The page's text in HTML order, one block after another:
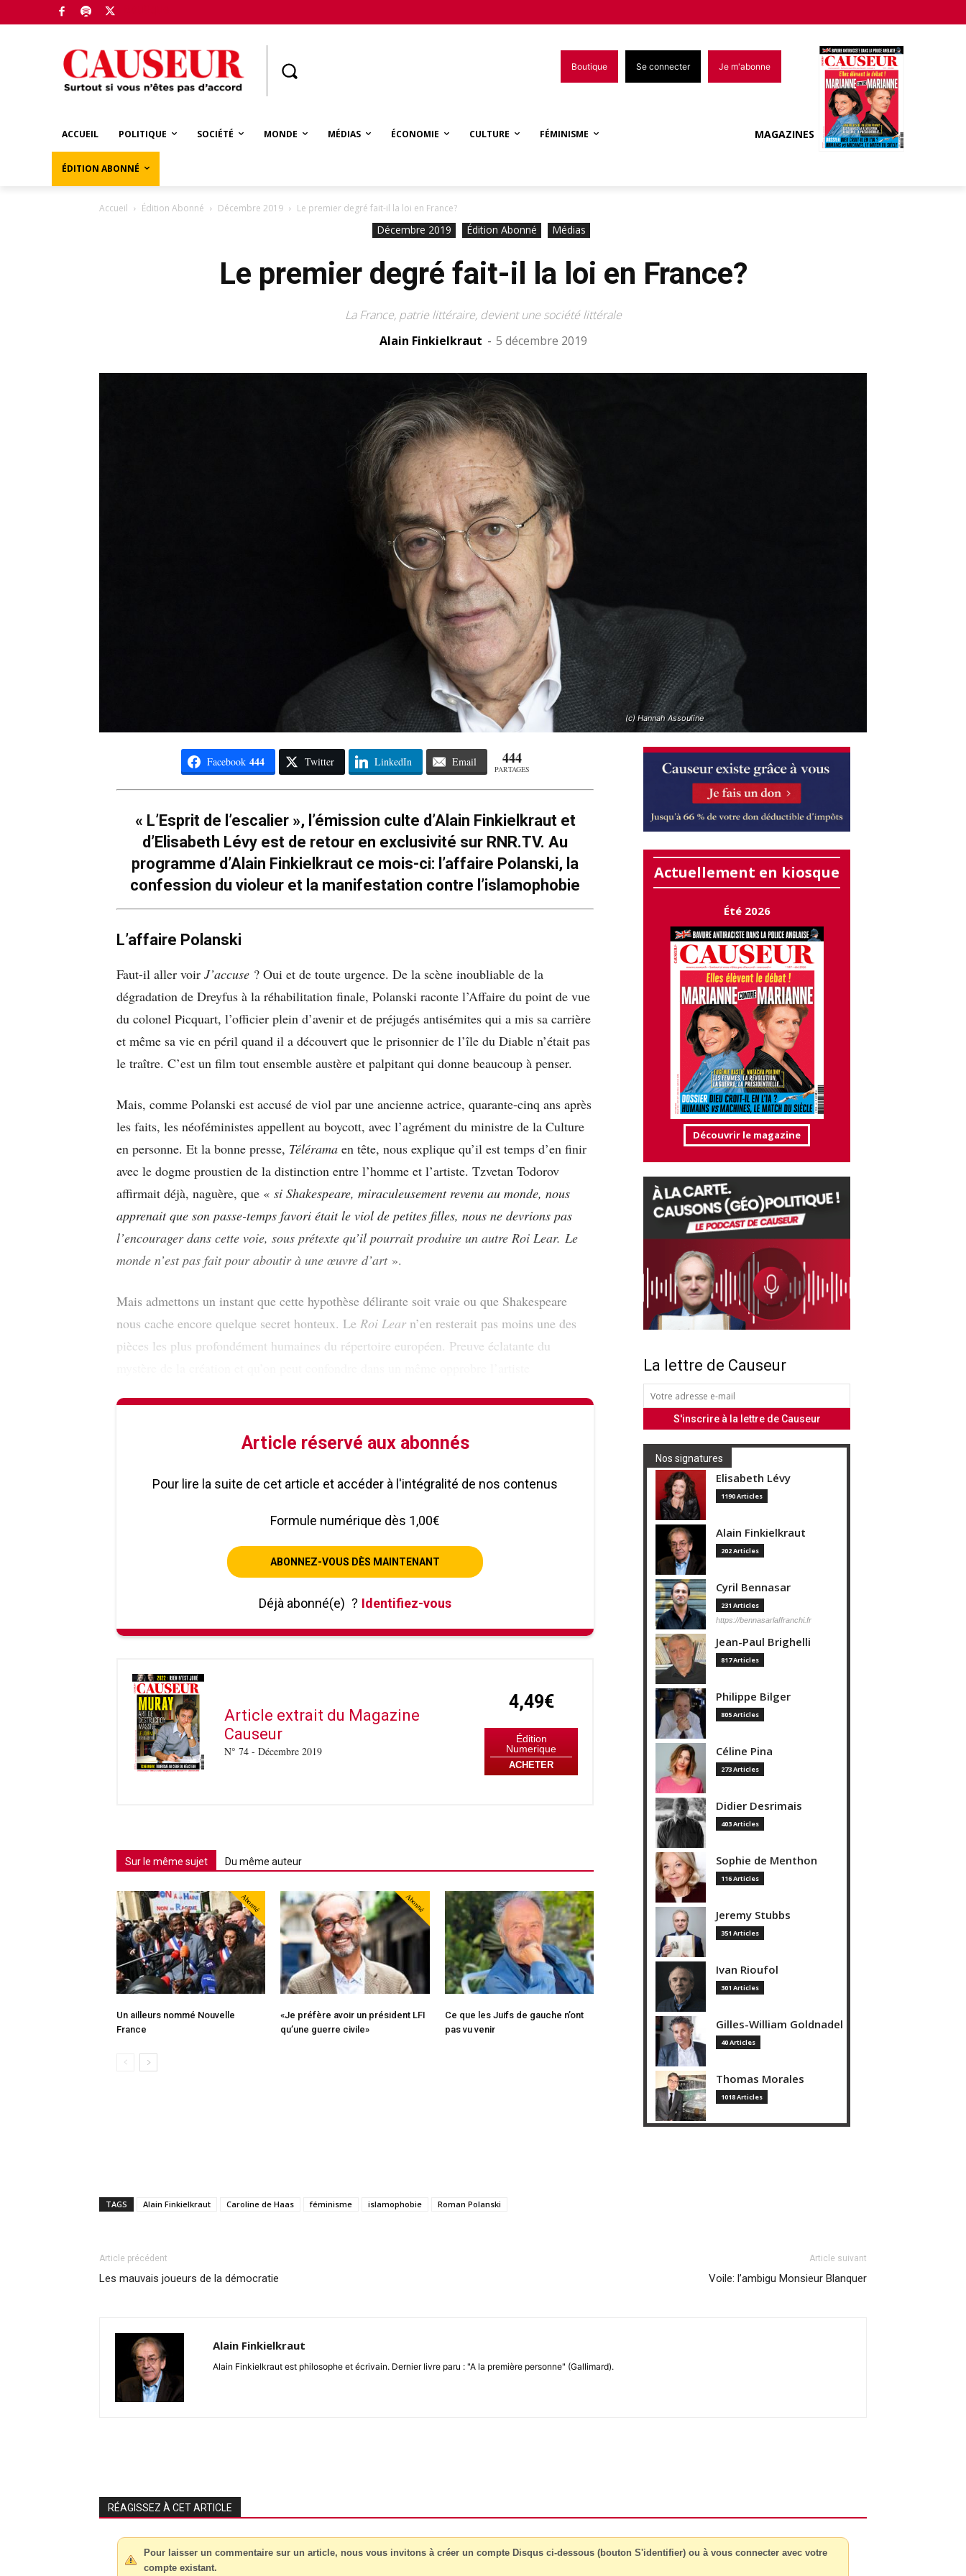
Boutique Se connecter Je m'abonne
ACCUEIL POLITIQUE SOCIÉTÉ MONDE MÉDIAS ÉCONOMIE CULTURE FÉMINISME
ÉDITION ABONNÉ
MAGAZINES
Accueil Édition Abonné Décembre 2019 Le premier degré fait-il la loi en France?
Décembre 2019 Édition Abonné Médias
Le premier degré fait-il la loi en France?
La France, patrie littéraire, devient une société littérale
Alain Finkielkraut - 5 décembre 2019
(c) Hannah Assouline
Facebook 444 Twitter LinkedIn Email 444
PARTAGES
« L’Esprit de l’escalier », l’émission culte d’Alain Finkielkraut et
d’Elisabeth Lévy est de retour en exclusivité sur RNR.TV. Au
programme d’Alain Finkielkraut ce mois-ci: l’affaire Polanski, la
confession du violeur et la manifestation contre l’islamophobie
L’affaire Polanski
Faut-il aller voir J’accuse ? Oui et de toute urgence. De la scène inoubliable de la
dégradation de Dreyfus à la réhabilitation finale, Polanski raconte l’Affaire du point de vue
du colonel Picquart, l’officier plein d’avenir et de préjugés antisémites qui a mis sa carrière
et même sa vie en péril quand il a découvert que le prisonnier de l’île du Diable n’était pas
le traître. C’est un film tout ensemble austère et palpitant qui donne beaucoup à penser.
Mais, comme Polanski est accusé de viol par une ancienne actrice, quarante-cinq ans après
les faits, les néoféministes appellent au boycott, avec l’agrément du ministre de la Culture
en personne. Et la bonne presse, Télérama en tête, nous explique qu’il est temps d’en finir
avec le dogme proustien de la distinction entre l’homme et l’artiste. Tzvetan Todorov
affirmait déjà, naguère, que « si Shakespeare, miraculeusement revenu au monde, nous
apprenait que son passe-temps favori était le viol de petites filles, nous ne devrions pas
l’encourager dans cette voie, sous prétexte qu’il pourrait produire un autre Roi Lear. Le
monde n’est pas fait pour aboutir à une œuvre d’art ».
Mais admettons un instant que cette hypothèse délirante soit vraie ou que Shakespeare
nous cache encore quelque secret honteux. Le Roi Lear n’en resterait pas moins une des
pièces les plus profondément humaines du répertoire européen. Preuve éclatante du
Article réservé aux abonnés
Pour lire la suite de cet article et accéder à l'intégralité de nos contenus
Formule numérique dès 1,00€
ABONNEZ-VOUS DÈS MAINTENANT
Déjà abonné(e) ? Identifiez-vous
Article extrait du Magazine
Causeur
N° 74 - Décembre 2019
4,49€
Édition
Numerique
ACHETER
Sur le même sujet Du même auteur
Abonné
Un ailleurs nommé Nouvelle
France
Abonné
«Je préfère avoir un président LFI
qu’une guerre civile»
Ce que les Juifs de gauche n’ont
pas vu venir
Actuellement en kiosque
Été 2026
Découvrir le magazine
La lettre de Causeur
Nos signatures
Elisabeth Lévy
1190 Articles
Alain Finkielkraut
202 Articles
Cyril Bennasar
231 Articles
https://bennasarlaffranchi.fr
Jean-Paul Brighelli
817 Articles
Philippe Bilger
805 Articles
Céline Pina
273 Articles
Didier Desrimais
403 Articles
Sophie de Menthon
116 Articles
Jeremy Stubbs
351 Articles
Ivan Rioufol
301 Articles
Gilles-William Goldnadel
40 Articles
Thomas Morales
1018 Articles
TAGS Alain Finkielkraut Caroline de Haas féminisme islamophobie Roman Polanski
Article précédent
Les mauvais joueurs de la démocratie
Article suivant
Voile: l’ambigu Monsieur Blanquer
Alain Finkielkraut
Alain Finkielkraut est philosophe et écrivain. Dernier livre paru : "A la première personne" (Gallimard).
RÉAGISSEZ À CET ARTICLE
Pour laisser un commentaire sur un article, nous vous invitons à créer un compte Disqus ci-dessous (bouton S'identifier) ou à vous connecter avec votre
compte existant.